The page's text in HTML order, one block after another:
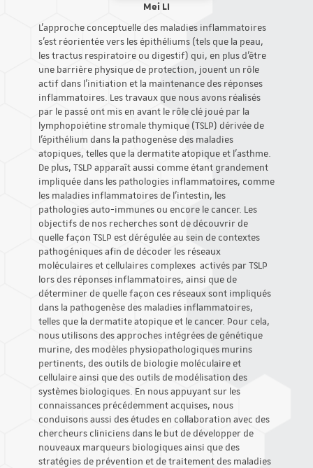
Mei LI
L’approche conceptuelle des maladies inflammatoires
s’est réorientée vers les épithéliums (tels que la peau,
les tractus respiratoire ou digestif) qui, en plus d’être
une barrière physique de protection, jouent un rôle
actif dans l’initiation et la maintenance des réponses
inflammatoires. Les travaux que nous avons réalisés
par le passé ont mis en avant le rôle clé joué par la
lymphopoiétine stromale thymique (TSLP) dérivée de
l’épithélium dans la pathogenèse des maladies
atopiques, telles que la dermatite atopique et l’asthme.
De plus, TSLP apparaît aussi comme étant grandement
impliquée dans les pathologies inflammatoires, comme
les maladies inflammatoires de l’intestin, les
pathologies auto-immunes ou encore le cancer. Les
objectifs de nos recherches sont de découvrir de
quelle façon TSLP est dérégulée au sein de contextes
pathogéniques afin de décoder les réseaux
moléculaires et cellulaires complexes activés par TSLP
lors des réponses inflammatoires, ainsi que de
déterminer de quelle façon ces réseaux sont impliqués
dans la pathogenèse des maladies inflammatoires,
telles que la dermatite atopique et le cancer. Pour cela,
nous utilisons des approches intégrées de génétique
murine, des modèles physiopathologiques murins
pertinents, des outils de biologie moléculaire et
cellulaire ainsi que des outils de modélisation des
systèmes biologiques. En nous appuyant sur les
connaissances précédemment acquises, nous
conduisons aussi des études en collaboration avec des
chercheurs cliniciens dans le but de développer de
nouveaux marqueurs biologiques ainsi que des
stratégies de prévention et de traitement des maladies